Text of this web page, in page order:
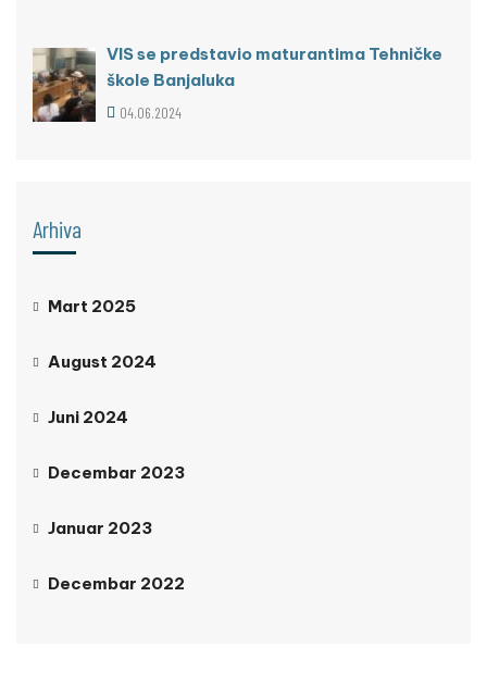
VIS se predstavio maturantima Tehničke
škole Banjaluka
04.06.2024
Arhiva
Mart 2025
August 2024
Juni 2024
Decembar 2023
Januar 2023
Decembar 2022